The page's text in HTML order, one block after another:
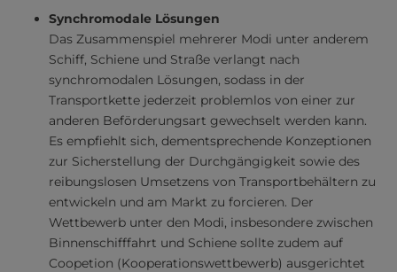
Synchromodale Lösungen
Das Zusammenspiel mehrerer Modi unter anderem
Schiff, Schiene und Straße verlangt nach
synchromodalen Lösungen, sodass in der
Transportkette jederzeit problemlos von einer zur
anderen Beförderungsart gewechselt werden kann.
Es empfiehlt sich, dementsprechende Konzeptionen
zur Sicherstellung der Durchgängigkeit sowie des
reibungslosen Umsetzens von Transportbehältern zu
entwickeln und am Markt zu forcieren. Der
Wettbewerb unter den Modi, insbesondere zwischen
Binnenschifffahrt und Schiene sollte zudem auf
Coopetion (Kooperationswettbewerb) ausgerichtet